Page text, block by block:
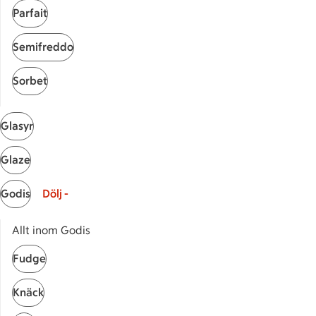
Receptet tar Under 30 min att tillaga
Under 30 min
Sidfot
Få snabbt svar
Parfait
Semifreddo
Sorbet
Glasyr
Glaze
Godis Dölj -
Allt inom Godis
Fudge
Knäck